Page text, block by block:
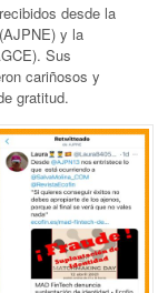
desde la
y la
Sus
cariñosos y
gratitud.